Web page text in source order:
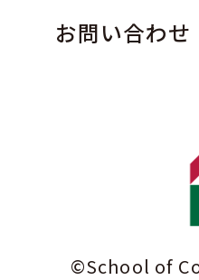
©School of
お問い合わせ